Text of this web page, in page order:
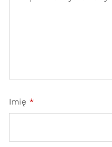
Imię *